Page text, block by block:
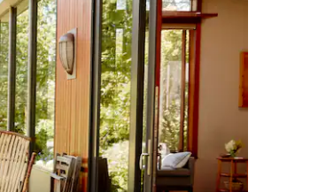
en omlaag, óf door te tikken of swipen.